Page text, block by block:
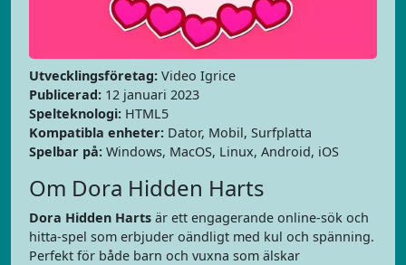
Utvecklingsföretag: Video Igrice
Publicerad: 12 januari 2023
Spelteknologi: HTML5
Kompatibla enheter: Dator, Mobil, Surfplatta
Spelbar på: Windows, MacOS, Linux, Android, iOS
Om Dora Hidden Harts
Dora Hidden Harts är ett engagerande online-sök och
hitta-spel som erbjuder oändligt med kul och spänning.
Perfekt för både barn och vuxna som älskar